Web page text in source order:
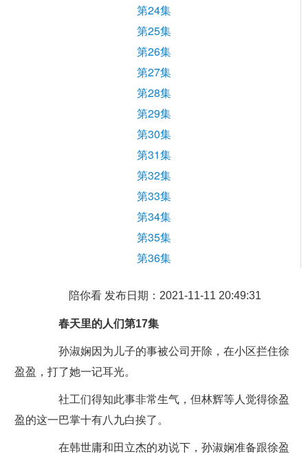
第24集
第25集
第26集
第27集
第28集
第29集
第30集
第31集
第32集
第33集
第34集
第35集
第36集
陪你看 发布日期：2021-11-11 20:49:31
春天里的人们第17集
孙淑娴因为儿子的事被公司开除，在小区拦住徐
盈盈，打了她一记耳光。
社工们得知此事非常生气，但林辉等人觉得徐盈
盈的这一巴掌十有八九白挨了。
在韩世庸和田立杰的劝说下，孙淑娴准备跟徐盈